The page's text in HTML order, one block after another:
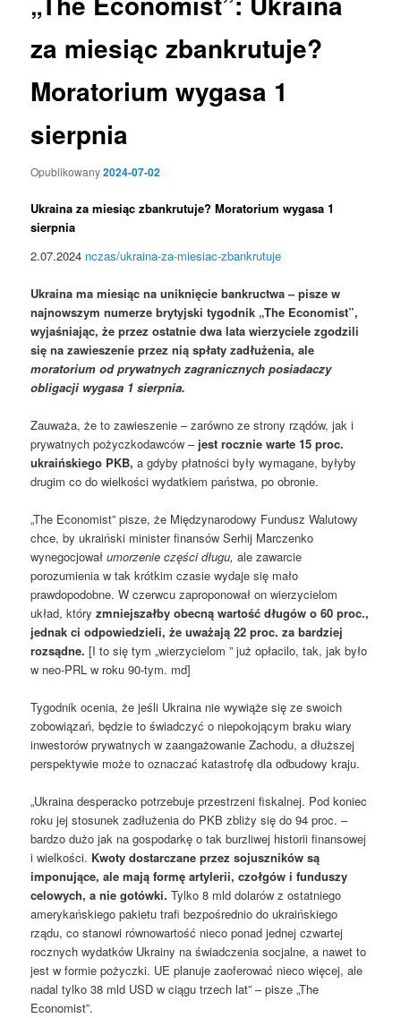
za miesiąc zbankrutuje?
Moratorium wygasa 1
sierpnia
Opublikowany2024-07-02
Ukraina za miesiąc zbankrutuje? Moratorium wygasa 1
sierpnia
2.07.2024 nczas/ukraina-za-miesiac-zbankrutuje
Ukraina ma miesiąc na uniknięcie bankructwa – pisze w
najnowszym numerze brytyjski tygodnik „The Economist”,
wyjaśniając, że przez ostatnie dwa lata wierzyciele zgodzili
się na zawieszenie przez nią spłaty zadłużenia, ale
moratorium od prywatnych zagranicznych posiadaczy
obligacji wygasa 1 sierpnia.
Zauważa, że to zawieszenie – zarówno ze strony rządów, jak i
prywatnych pożyczkodawców – jest rocznie warte 15 proc.
ukraińskiego PKB, a gdyby płatności były wymagane, byłyby
drugim co do wielkości wydatkiem państwa, po obronie.
„The Economist” pisze, że Międzynarodowy Fundusz Walutowy
chce, by ukraiński minister finansów Serhij Marczenko
wynegocjowałumorzenie części długu, ale zawarcie
porozumienia w tak krótkim czasie wydaje się mało
prawdopodobne. W czerwcu zaproponował on wierzycielom
układ, któryzmniejszałby obecną wartość długów o 60 proc.,
jednak ci odpowiedzieli, że uważają 22 proc. za bardziej
rozsądne. [I to się tym „wierzycielom ” już opłacilo, tak, jak było
w neo-PRL w roku 90-tym. md]
Tygodnik ocenia, że jeśli Ukraina nie wywiąże się ze swoich
zobowiązań, będzie to świadczyć o niepokojącym braku wiary
inwestorów prywatnych w zaangażowanie Zachodu, a dłuższej
perspektywie może to oznaczać katastrofę dla odbudowy kraju.
„Ukraina desperacko potrzebuje przestrzeni fiskalnej. Pod koniec
roku jej stosunek zadłużenia do PKB zbliży się do 94 proc. –
bardzo dużo jak na gospodarkę o tak burzliwej historii finansowej
i wielkości. Kwoty dostarczane przez sojuszników są
imponujące, ale mają formę artylerii, czołgów i funduszy
celowych, a nie gotówki. Tylko 8 mld dolarów z ostatniego
amerykańskiego pakietu trafi bezpośrednio do ukraińskiego
rządu, co stanowi równowartość nieco ponad jednej czwartej
rocznych wydatków Ukrainy na świadczenia socjalne, a nawet to
jest w formie pożyczki. UE planuje zaoferować nieco więcej, ale
nadal tylko 38 mld USD w ciągu trzech lat” – pisze „The
Economist”.